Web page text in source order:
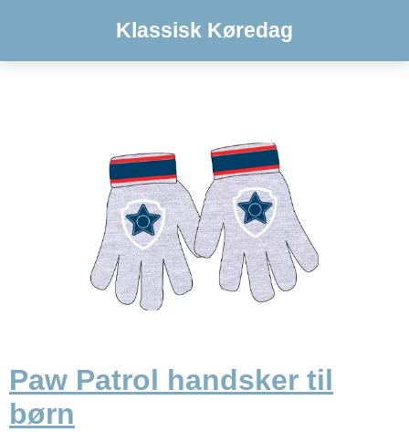
Klassisk Køredag
Paw Patrol handsker til
børn